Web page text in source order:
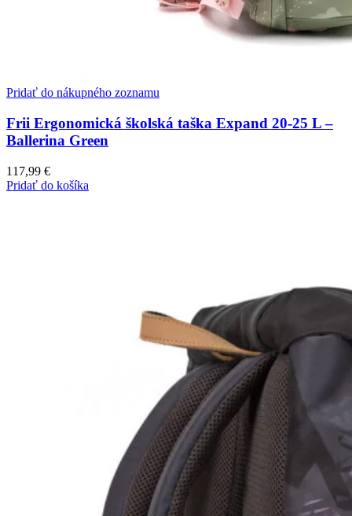
Pridať do nákupného zoznamu
Frii Ergonomická školská taška Expand 20-25 L –
Ballerina Green
117,99 €
Pridať do košíka